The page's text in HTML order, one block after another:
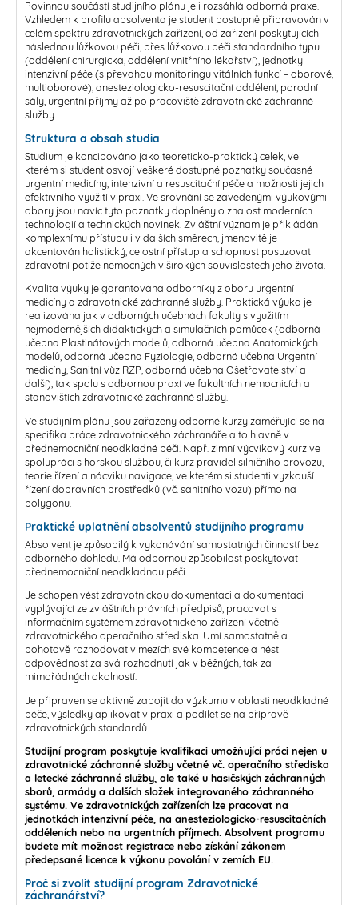
Povinnou součástí studijního plánu je i rozsáhlá odborná praxe.
Vzhledem k profilu absolventa je student postupně připravován v
celém spektru zdravotnických zařízení, od zařízení poskytujících
následnou lůžkovou péči, přes lůžkovou péči standardního typu
(oddělení chirurgická, oddělení vnitřního lékařství), jednotky
intenzivní péče (s převahou monitoringu vitálních funkcí – oborové,
multioborové), anesteziologicko-resuscitační oddělení, porodní
sály, urgentní příjmy až po pracoviště zdravotnické záchranné
služby.
Struktura a obsah studia
Studium je koncipováno jako teoreticko-praktický celek, ve
kterém si student osvojí veškeré dostupné poznatky současné
urgentní medicíny, intenzivní a resuscitační péče a možnosti jejich
efektivního využití v praxi. Ve srovnání se zavedenými výukovými
obory jsou navíc tyto poznatky doplněny o znalost moderních
technologií a technických novinek. Zvláštní význam je přikládán
komplexnímu přístupu i v dalších směrech, jmenovitě je
akcentován holistický, celostní přístup a schopnost posuzovat
zdravotní potíže nemocných v širokých souvislostech jeho života.
Kvalita výuky je garantována odborníky z oboru urgentní
medicíny a zdravotnické záchranné služby. Praktická výuka je
realizována jak v odborných učebnách fakulty s využitím
nejmodernějších didaktických a simulačních pomůcek (odborná
učebna Plastinátových modelů, odborná učebna Anatomických
modelů, odborná učebna Fyziologie, odborná učebna Urgentní
medicíny, Sanitní vůz RZP, odborná učebna Ošetřovatelství a
další), tak spolu s odbornou praxí ve fakultních nemocnicích a
stanovištích zdravotnické záchranné služby.
Ve studijním plánu jsou zařazeny odborné kurzy zaměřující se na
specifika práce zdravotnického záchranáře a to hlavně v
přednemocniční neodkladné péči. Např. zimní výcvikový kurz ve
spolupráci s horskou službou, či kurz pravidel silničního provozu,
teorie řízení a nácviku navigace, ve kterém si studenti vyzkouší
řízení dopravních prostředků (vč. sanitního vozu) přímo na
polygonu.
Praktické uplatnění absolventů studijního programu
Absolvent je způsobilý k vykonávání samostatných činností bez
odborného dohledu. Má odbornou způsobilost poskytovat
přednemocniční neodkladnou péči.
Je schopen vést zdravotnickou dokumentaci a dokumentaci
vyplývající ze zvláštních právních předpisů, pracovat s
informačním systémem zdravotnického zařízení včetně
zdravotnického operačního střediska. Umí samostatně a
pohotově rozhodovat v mezích své kompetence a nést
odpovědnost za svá rozhodnutí jak v běžných, tak za
mimořádných okolností.
Je připraven se aktivně zapojit do výzkumu v oblasti neodkladné
péče, výsledky aplikovat v praxi a podílet se na přípravě
zdravotnických standardů.
Studijní program poskytuje kvalifikaci umožňující práci nejen u
zdravotnické záchranné služby včetně vč. operačního střediska
a letecké záchranné služby, ale také u hasičských záchranných
sborů, armády a dalších složek integrovaného záchranného
systému. Ve zdravotnických zařízeních lze pracovat na
jednotkách intenzivní péče, na anesteziologicko-resuscitačních
odděleních nebo na urgentních příjmech. Absolvent programu
budete mít možnost registrace nebo získání zákonem
předepsané licence k výkonu povolání v zemích EU.
Proč si zvolit studijní program Zdravotnické
záchranářství?